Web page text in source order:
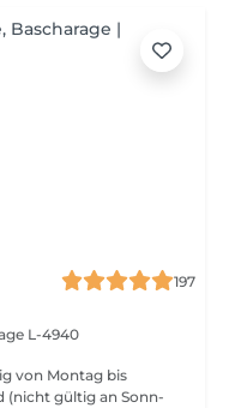
197
L-4940
von Montag bis